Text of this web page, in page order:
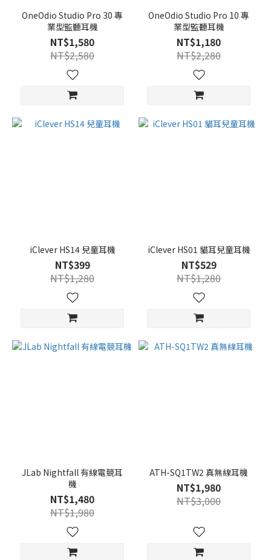
OneOdio Studio Pro 30 專
業型監聽耳機
NT$1,580
NT$2,580
OneOdio Studio Pro 10 專
業型監聽耳機
NT$1,180
NT$2,280
iClever HS14 兒童耳機
NT$399
NT$1,280
iClever HS01 貓耳兒童耳機
NT$529
NT$1,280
JLab Nightfall 有線電競耳
機
NT$1,480
NT$1,980
ATH-SQ1TW2 真無線耳機
NT$1,980
NT$3,000